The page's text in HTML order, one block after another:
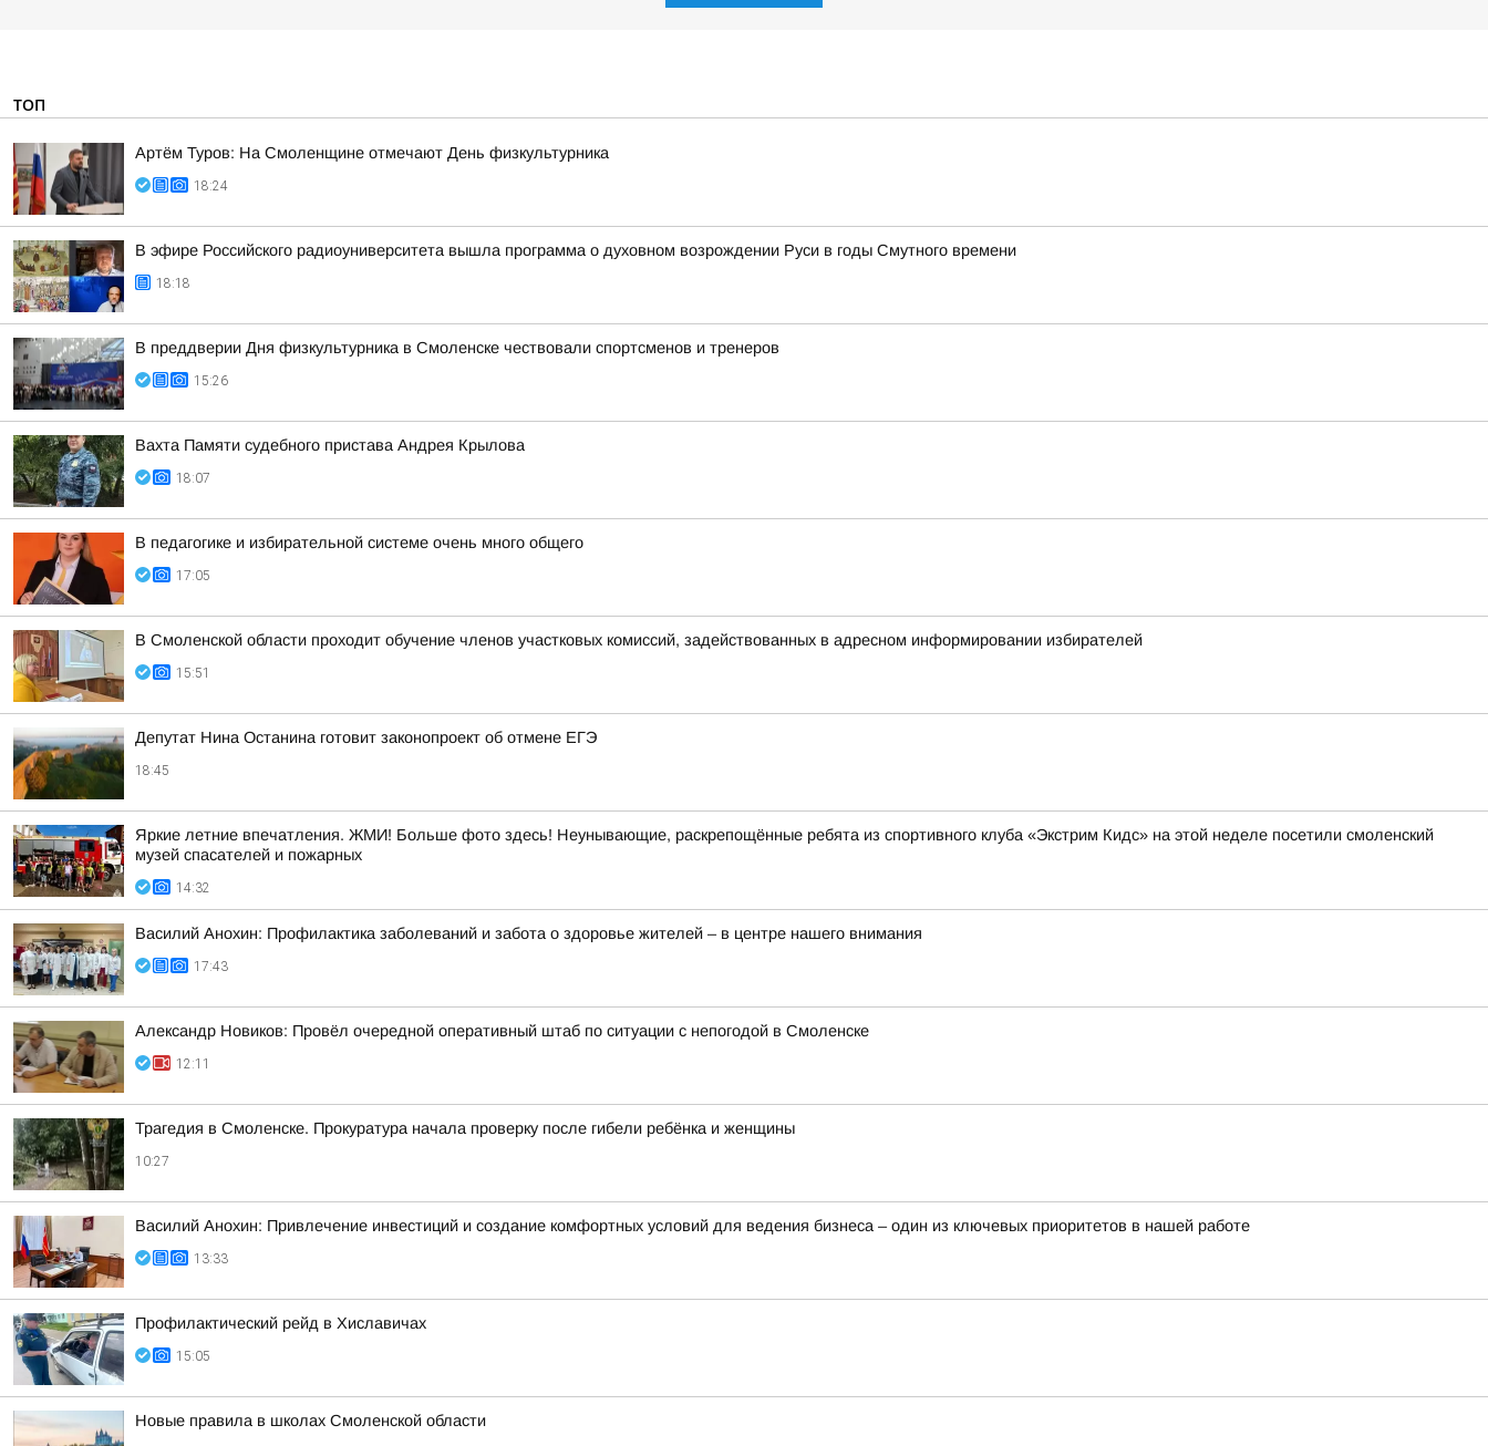
ТОП
Артём Туров: На Смоленщине отмечают День физкультурника
18:24
В эфире Российского радиоуниверситета вышла программа о духовном возрождении Руси в годы Смутного времени
18:18
В преддверии Дня физкультурника в Смоленске чествовали спортсменов и тренеров
15:26
Вахта Памяти судебного пристава Андрея Крылова
18:07
В педагогике и избирательной системе очень много общего
17:05
В Смоленской области проходит обучение членов участковых комиссий, задействованных в адресном информировании избирателей
15:51
Депутат Нина Останина готовит законопроект об отмене ЕГЭ
18:45
Яркие летние впечатления. ЖМИ! Больше фото здесь! Неунывающие, раскрепощённые ребята из спортивного клуба «Экстрим Кидс» на этой неделе посетили смоленский
музей спасателей и пожарных
14:32
Василий Анохин: Профилактика заболеваний и забота о здоровье жителей – в центре нашего внимания
17:43
Александр Новиков: Провёл очередной оперативный штаб по ситуации с непогодой в Смоленске
12:11
Трагедия в Смоленске. Прокуратура начала проверку после гибели ребёнка и женщины
10:27
Василий Анохин: Привлечение инвестиций и создание комфортных условий для ведения бизнеса – один из ключевых приоритетов в нашей работе
13:33
Профилактический рейд в Хиславичах
15:05
Новые правила в школах Смоленской области